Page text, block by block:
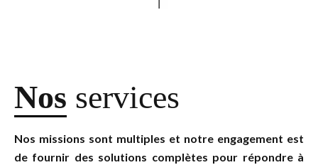
Nos services
Nos missions sont multiples et notre engagement est
de fournir des solutions complètes pour répondre à